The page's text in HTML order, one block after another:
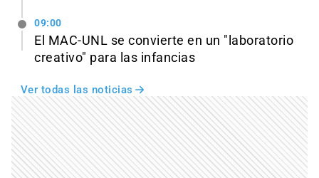
09:00
El MAC-UNL se convierte en un "laboratorio
creativo" para las infancias
Ver todas las noticias